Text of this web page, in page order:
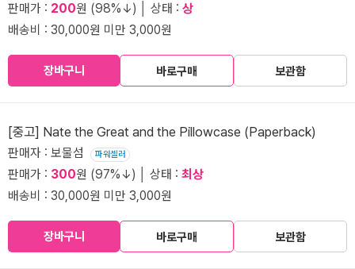
판매가 : 200원 (98%↓) │ 상태 : 상
배송비 : 30,000원 미만 3,000원
장바구니 바로구매 보관함
[중고] Nate the Great and the Pillowcase (Paperback)
판매자 : 보물섬 파워셀러
판매가 : 300원 (97%↓) │ 상태 : 최상
배송비 : 30,000원 미만 3,000원
장바구니 바로구매 보관함